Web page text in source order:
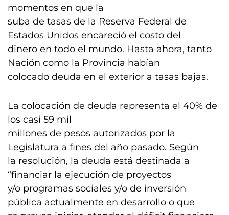
momentos en que la
suba de tasas de la Reserva Federal de
Estados Unidos encareció el costo del
dinero en todo el mundo. Hasta ahora, tanto
Nación como la Provincia habían
colocado deuda en el exterior a tasas bajas.
La colocación de deuda representa el 40% de
los casi 59 mil
millones de pesos autorizados por la
Legislatura a fines del año pasado. Según
la resolución, la deuda está destinada a
“financiar la ejecución de proyectos
y/o programas sociales y/o de inversión
pública actualmente en desarrollo o que